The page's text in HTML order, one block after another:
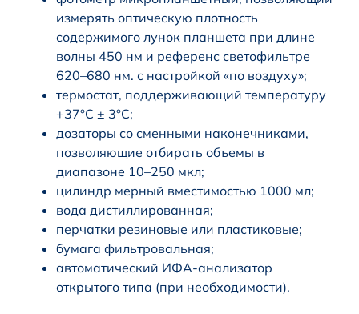
измерять оптическую плотность
содержимого лунок планшета при длине
волны 450 нм и референс светофильтре
620–680 нм. с настройкой «по воздуху»;
термостат, поддерживающий температуру
+37°C ± 3°C;
дозаторы со сменными наконечниками,
позволяющие отбирать объемы в
диапазоне 10–250 мкл;
цилиндр мерный вместимостью 1000 мл;
вода дистиллированная;
перчатки резиновые или пластиковые;
бумага фильтровальная;
автоматический ИФА-анализатор
открытого типа (при необходимости).